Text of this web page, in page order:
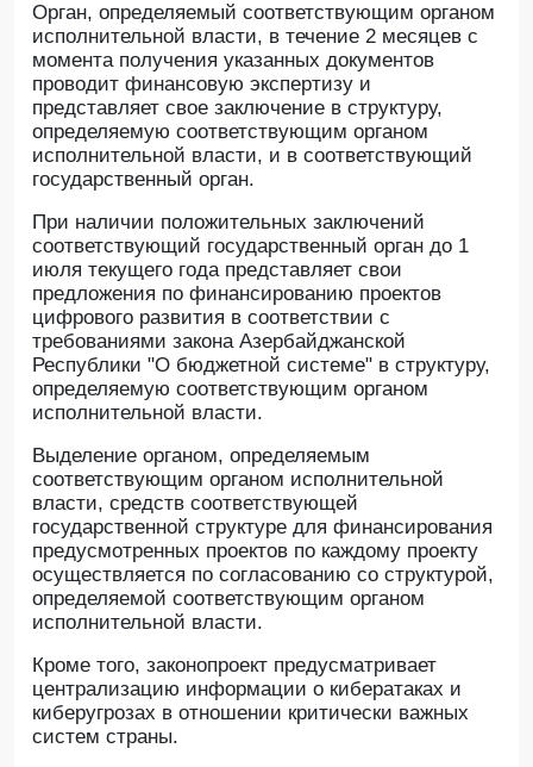
Орган, определяемый соответствующим органом
исполнительной власти, в течение 2 месяцев с
момента получения указанных документов
проводит финансовую экспертизу и
представляет свое заключение в структуру,
определяемую соответствующим органом
исполнительной власти, и в соответствующий
государственный орган.
При наличии положительных заключений
соответствующий государственный орган до 1
июля текущего года представляет свои
предложения по финансированию проектов
цифрового развития в соответствии с
требованиями закона Азербайджанской
Республики "О бюджетной системе" в структуру,
определяемую соответствующим органом
исполнительной власти.
Выделение органом, определяемым
соответствующим органом исполнительной
власти, средств соответствующей
государственной структуре для финансирования
предусмотренных проектов по каждому проекту
осуществляется по согласованию со структурой,
определяемой соответствующим органом
исполнительной власти.
Кроме того, законопроект предусматривает
централизацию информации о кибератаках и
киберугрозах в отношении критически важных
систем страны.